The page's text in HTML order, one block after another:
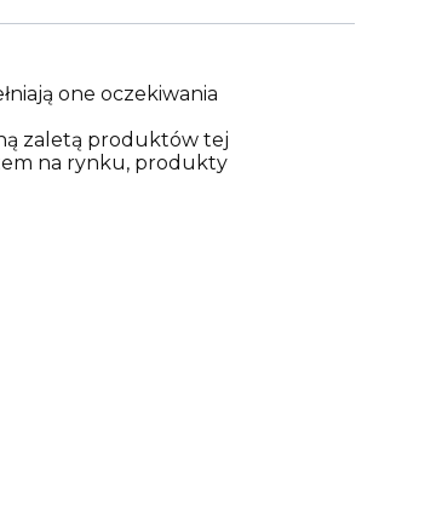
one oczekiwania
zaletą produktów tej
na rynku, produkty